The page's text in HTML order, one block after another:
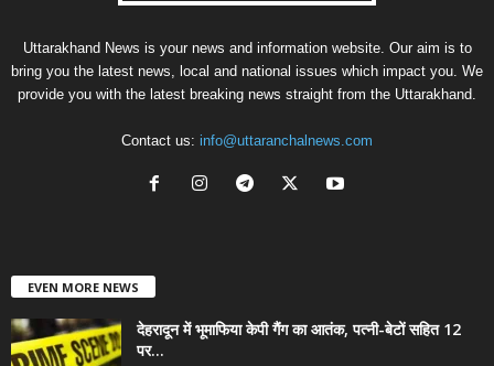
Uttarakhand News is your news and information website. Our aim is to
bring you the latest news, local and national issues which impact you. We
provide you with the latest breaking news straight from the Uttarakhand.
Contact us: info@uttaranchalnews.com
EVEN MORE NEWS
देहरादून में भूमाफिया केपी गैंग का आतंक, पत्नी-बेटों सहित 12
पर...